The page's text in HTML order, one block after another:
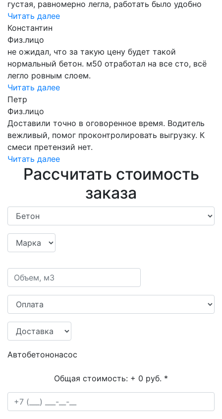
густая, равномерно легла, работать было удобно
Читать далее
Константин
Физ.лицо
не ожидал, что за такую цену будет такой
нормальный бетон. м50 отработал на все сто, всё
легло ровным слоем.
Читать далее
Петр
Физ.лицо
Доставили точно в оговоренное время. Водитель
вежливый, помог проконтролировать выгрузку. К
смеси претензий нет.
Читать далее
Рассчитать стоимость
заказа
Автобетононасос
Общая стоимость: + 0 руб. *